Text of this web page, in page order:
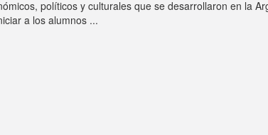
políticos y culturales que se desarrollaron en la
a los alumnos ...